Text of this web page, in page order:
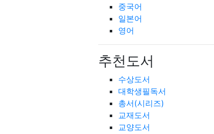
중국어
일본어
영어
추천도서
수상도서
대학생필독서
총서(시리즈)
교재도서
교양도서